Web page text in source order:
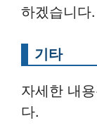
하겠습니다.
기타
자세한 내
다.